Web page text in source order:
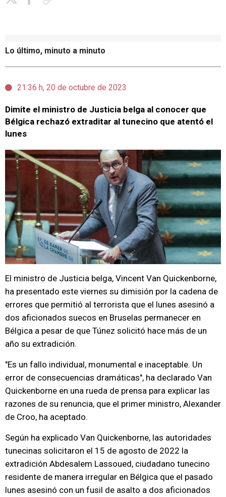
Lo último, minuto a minuto
21:36 h, 20 de octubre de 2023
Dimite el ministro de Justicia belga al conocer que
Bélgica rechazó extraditar al tunecino que atentó el
lunes
El ministro de Justicia belga, Vincent Van Quickenborne,
ha presentado este viernes su dimisión por la cadena de
errores que permitió al terrorista que el lunes asesinó a
dos aficionados suecos en Bruselas permanecer en
Bélgica a pesar de que Túnez solicitó hace más de un
año su extradición.
"Es un fallo individual, monumental e inaceptable. Un
error de consecuencias dramáticas", ha declarado Van
Quickenborne en una rueda de prensa para explicar las
razones de su renuncia, que el primer ministro, Alexander
de Croo, ha aceptado.
Según ha explicado Van Quickenborne, las autoridades
tunecinas solicitaron el 15 de agosto de 2022 la
extradición Abdesalem Lassoued, ciudadano tunecino
residente de manera irregular en Bélgica que el pasado
lunes asesinó con un fusil de asalto a dos aficionados